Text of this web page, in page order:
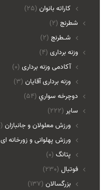
کاراته بانوان (25)
(2) شطرنج
شـطرنج (2)
(4) وزنه برداری
آکادمی وزنه برداری (0)
وزنه برداری آقایان (3)
(54) دوچرخه سواري
(222) ساير
ورزش معلولان و جانبازان (10)
ورزش پهلوانی و زورخانه ای
پتانگ (0)
(230) فوتبال
بزرگسالان (137)